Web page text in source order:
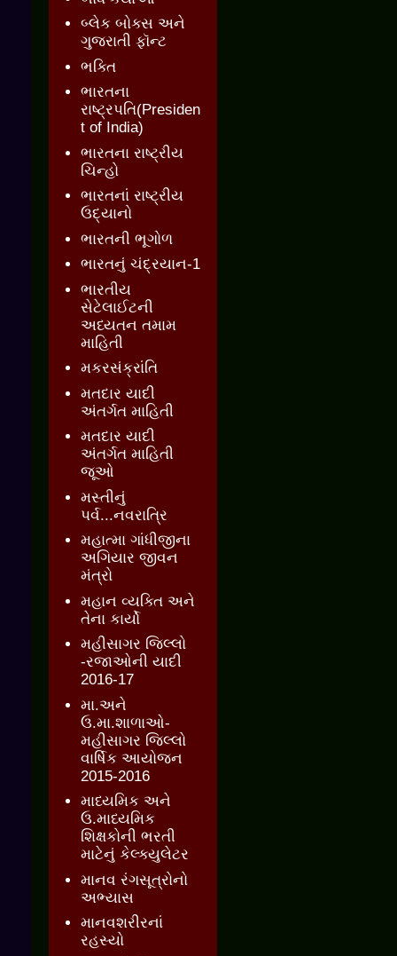
બ્લેક બોક્સ અને
ગુજરાતી ફૉન્ટ
ભક્તિ
ભારતના
રાષ્ટ્રપતિ(Presiden
t of India)
ભારતના રાષ્ટ્રીય
ચિન્હો
ભારતનાં રાષ્ટ્રીય
ઉદ્યાનો
ભારતની ભૂગોળ
ભારતનું ચંદ્રયાન-1
ભારતીય
સેટેલાઈટની
અધ્યતન તમામ
માહિતી
મકરસંક્રાંતિ
મતદાર યાદી
અંતર્ગત માહિતી
મતદાર યાદી
અંતર્ગત માહિતી
જૂઓ
મસ્તીનું
પર્વ...નવરાત્રિ
મહાત્મા ગાંધીજીના
અગિયાર જીવન
મંત્રો
મહાન વ્યક્તિ અને
તેના કાર્યો
મહીસાગર જિલ્લો
-રજાઓની યાદી
2016-17
મા.અને
ઉ.મા.શાળાઓ-
મહીસાગર જિલ્લો
વાર્ષિક આયોજન
2015-2016
માધ્યમિક અને
ઉ.માધ્યમિક
શિક્ષકોની ભરતી
માટેનું કેલ્ક્યુલેટર
માનવ રંગસૂત્રોનો
અભ્યાસ
માનવશરીરનાં
રહસ્યો